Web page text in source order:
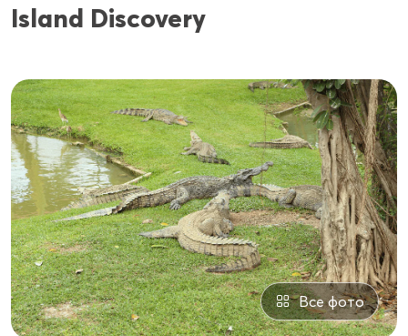
Island Discovery
Все фото